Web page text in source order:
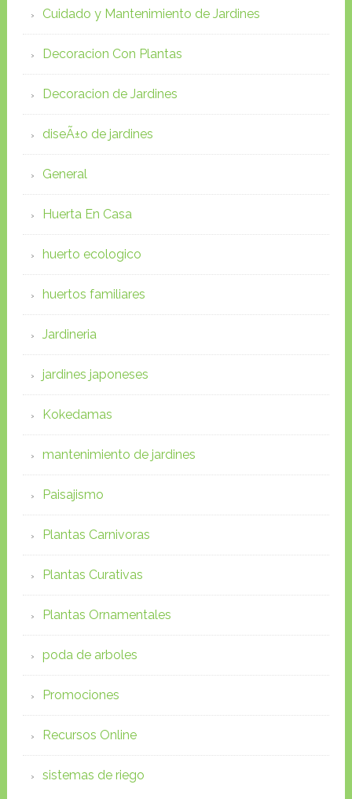
Cuidado y Mantenimiento de Jardines
Decoracion Con Plantas
Decoracion de Jardines
diseÃ±o de jardines
General
Huerta En Casa
huerto ecologico
huertos familiares
Jardineria
jardines japoneses
Kokedamas
mantenimiento de jardines
Paisajismo
Plantas Carnivoras
Plantas Curativas
Plantas Ornamentales
poda de arboles
Promociones
Recursos Online
sistemas de riego